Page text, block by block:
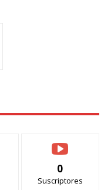
0
Suscriptores